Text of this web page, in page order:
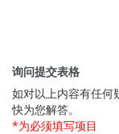
询问提交表格
如对以上内容有任何
快为您解答。
*为必须填写项目